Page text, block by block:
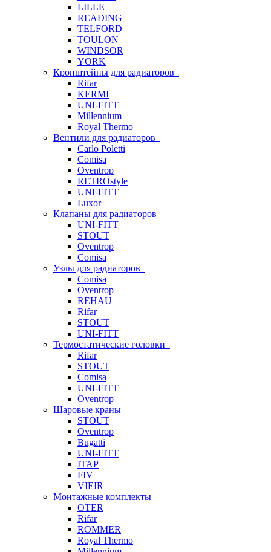
LILLE
READING
TELFORD
TOULON
WINDSOR
YORK
Кронштейны для радиаторов
Rifar
KERMI
UNI-FITT
Millennium
Royal Thermo
Вентили для радиаторов
Carlo Poletti
Comisa
Oventrop
RETROstyle
UNI-FITT
Luxor
Клапаны для радиаторов
UNI-FITT
STOUT
Oventrop
Comisa
Узлы для радиаторов
Comisa
Oventrop
REHAU
Rifar
STOUT
UNI-FITT
Термостатические головки
Rifar
STOUT
Comisa
UNI-FITT
Oventrop
Шаровые краны
STOUT
Oventrop
Bugatti
UNI-FITT
ITAP
FIV
VIEIR
Монтажные комплекты
OTER
Rifar
ROMMER
Royal Thermo